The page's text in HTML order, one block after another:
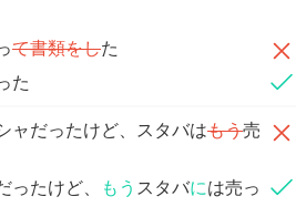
て書類をした
た
ャだったけど、スタバはもう売
たけど、 もう スタバには売っ